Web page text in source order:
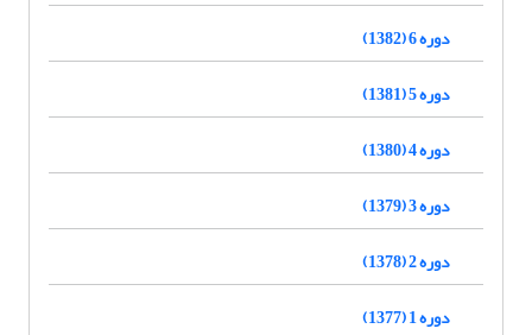
دوره 6 (1382)
دوره 5 (1381)
دوره 4 (1380)
دوره 3 (1379)
دوره 2 (1378)
دوره 1 (1377)